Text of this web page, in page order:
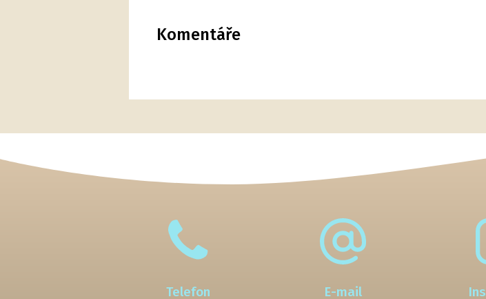
Komentáře
Telefon E-mail